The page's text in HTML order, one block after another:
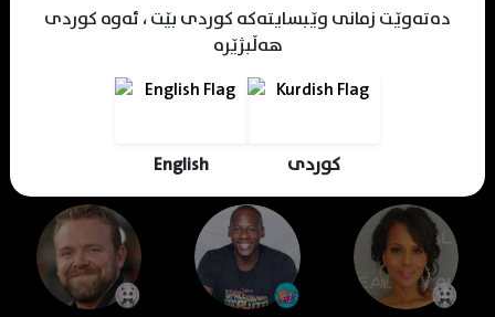
دەتەوێت زمانی وێبسایتەکە کوردی بێت ، ئەوە کوردی
هەڵبژێرە
English کوردی
Translator
Yousuf Fawaz
Designer
Cast & Crew